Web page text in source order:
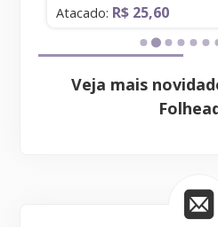
Atacado: R$ 25,60
Veja mais